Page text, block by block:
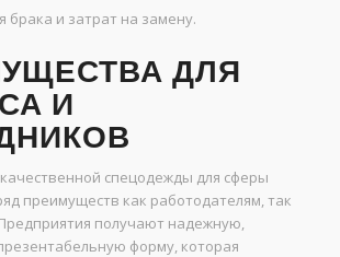
брака и затрат на замену.
ДЛЯ
И
спецодежды для сферы
преимуществ как работодателям, так
получают надежную,
форму, которая